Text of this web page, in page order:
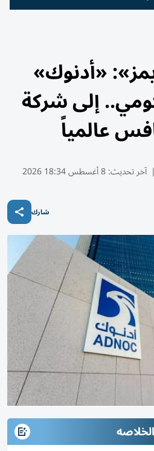
«أدنوك»
إلى شركة
عالمياً
| آخر تحديث:8 أغسطس 18:34 2026
شارك
الخلاصه